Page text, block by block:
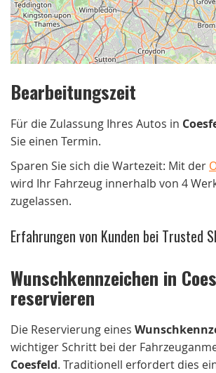
Bearbeitungszeit
Für die Zulassung Ihres Autos in
Sie einen Termin.
Sparen Sie sich die Wartezeit: Mit der
wird Ihr Fahrzeug innerhalb von 4
zugelassen.
Erfahrungen von Kunden bei Trusted
Wunschkennzeichen in
reservieren
Die Reservierung eines
wichtiger Schritt bei der
Coesfeld. Traditionell erfordert dies